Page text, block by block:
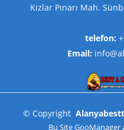
Kızlar Pınarı Mah.
telefon:
Email:
© Copyright
Bu SiteGooManager